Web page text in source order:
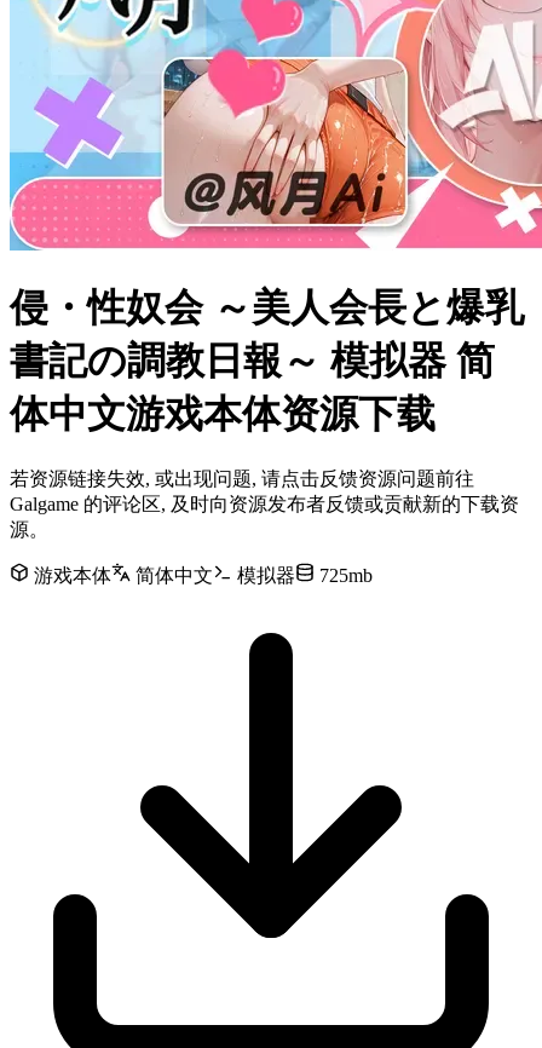
侵・性奴会 ～美人会長と爆乳
書記の調教日報～ 模拟器 简
体中文游戏本体资源下载
若资源链接失效, 或出现问题, 请点击反馈资源问题前往
Galgame 的评论区, 及时向资源发布者反馈或贡献新的下载资
源。
游戏本体 简体中文 模拟器 725mb